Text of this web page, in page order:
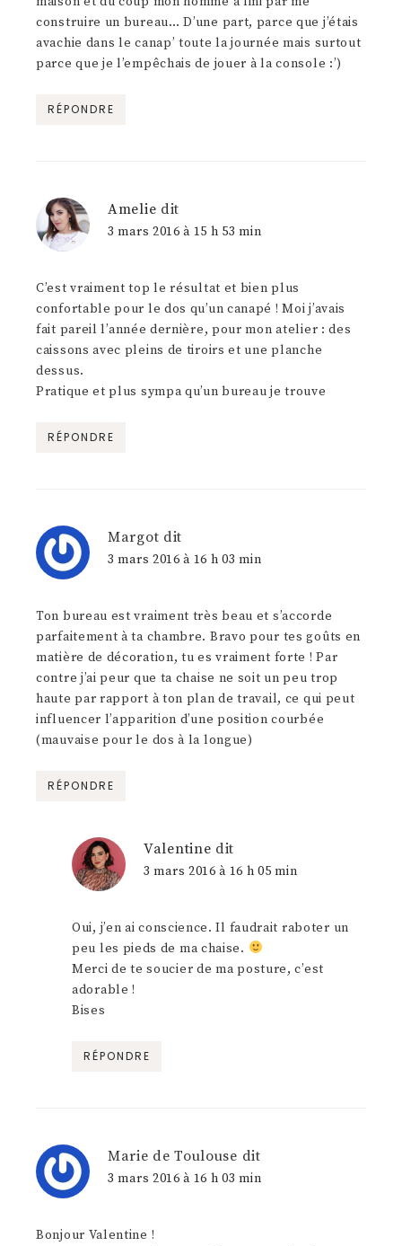
construire un bureau… D’une part, parce que j’étais
avachie dans le canap’ toute la journée mais surtout
parce que je l’empêchais de jouer à la console :’)
RÉPONDRE
Amelie dit
3 mars 2016 à 15 h 53 min
C’est vraiment top le résultat et bien plus
confortable pour le dos qu’un canapé ! Moi j’avais
fait pareil l’année dernière, pour mon atelier : des
caissons avec pleins de tiroirs et une planche
dessus.
Pratique et plus sympa qu’un bureau je trouve
RÉPONDRE
Margot dit
3 mars 2016 à 16 h 03 min
Ton bureau est vraiment très beau et s’accorde
parfaitement à ta chambre. Bravo pour tes goûts en
matière de décoration, tu es vraiment forte ! Par
contre j’ai peur que ta chaise ne soit un peu trop
haute par rapport à ton plan de travail, ce qui peut
influencer l’apparition d’une position courbée
(mauvaise pour le dos à la longue)
RÉPONDRE
Valentine dit
3 mars 2016 à 16 h 05 min
Oui, j’en ai conscience. Il faudrait raboter un
peu les pieds de ma chaise.
Merci de te soucier de ma posture, c’est
adorable !
Bises
RÉPONDRE
Marie de Toulouse dit
3 mars 2016 à 16 h 03 min
Bonjour Valentine !